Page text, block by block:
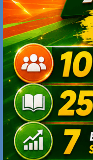
Dibutuhkan waktu
dibangun itu menjadi
Terima kasih
https://
Blog Referensi